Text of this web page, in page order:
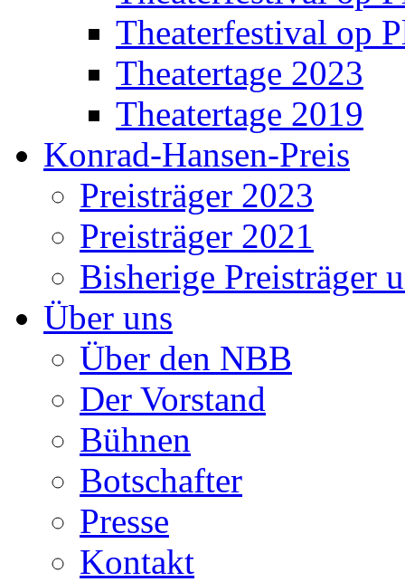
Theaterfestival op
Theatertage 2023
Theatertage 2019
Konrad-Hansen-Preis
Preisträger 2023
Preisträger 2021
Bisherige Preisträger
Über uns
Über den NBB
Der Vorstand
Bühnen
Botschafter
Presse
Kontakt